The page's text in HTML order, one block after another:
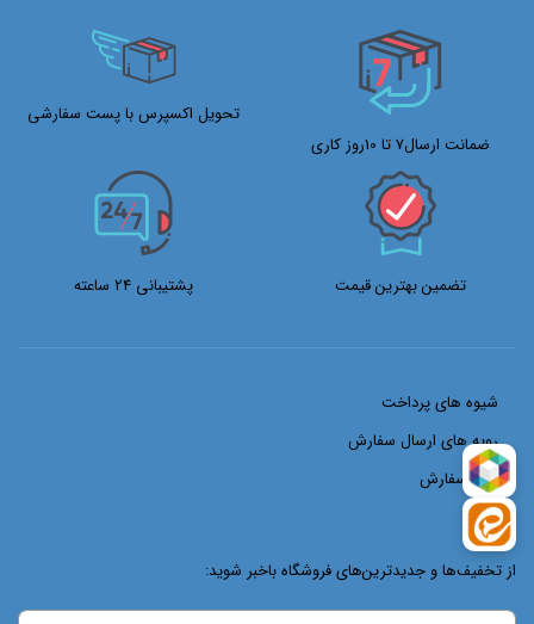
ضمانت ارسال7 تا 10روز کاری
تحویل اکسپرس با پست سفارشی
تضمین بهترین قیمت پشتیبانی 24 ساعته
شیوه های پرداخت
رویه های ارسال سفارش
ثبت سفارش
از تخفیف‌ها و جدیدترین‌های فروشگاه باخبر شوید: